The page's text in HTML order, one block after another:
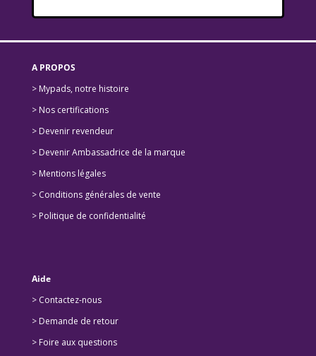
A PROPOS
> Mypads, notre histoire
> Nos certifications
> Devenir revendeur
> Devenir Ambassadrice de la marque
> Mentions légales
> Conditions générales de vente
> Politique de confidentialité
Aide
> Contactez-nous
> Demande de retour
> Foire aux questions